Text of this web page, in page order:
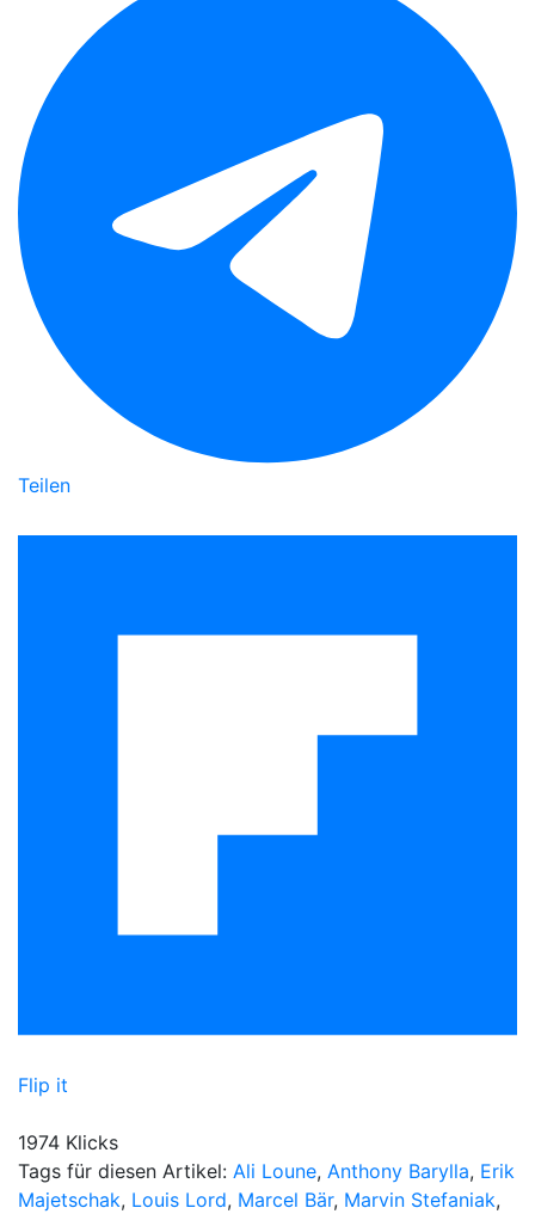
Teilen
Flip it
1974 Klicks
Tags für diesen Artikel: Ali Loune, Anthony Barylla, Erik
Majetschak, Louis Lord, Marcel Bär, Marvin Stefaniak,